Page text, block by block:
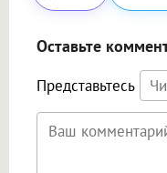
Оставьте
Представьтесь